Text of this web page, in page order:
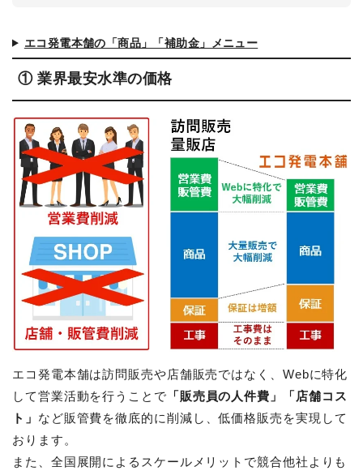
エコ発電本舗の「商品」「補助金」メニュー
① 業界最安水準の価格
エコ発電本舗は訪問販売や店舗販売ではなく、Webに特化
して営業活動を行うことで 「販売員の人件費」「店舗コス
ト」 など販管費を徹底的に削減し、低価格販売を実現して
おります。
また、全国展開によるスケールメリットで競合他社よりも